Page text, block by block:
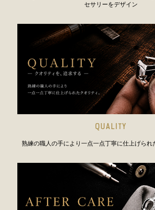
セサリーをデザイン
QUALITY
熟練の職人の手により一点一点丁寧に仕上げられ